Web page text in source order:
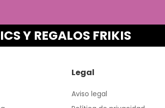
Y REGALOS FRIKIS
Legal
Aviso legal